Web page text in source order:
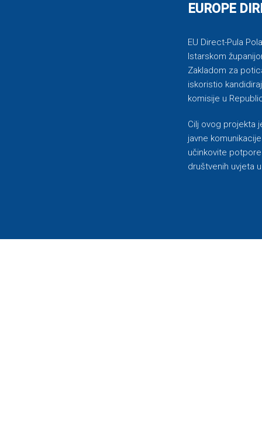
EUROPE
EU Direct-Pula
Istarskom
Zakladom za
iskoristio
komisije u
Cilj ovog projekta
javne
učinkovite
društvenih uvjeta